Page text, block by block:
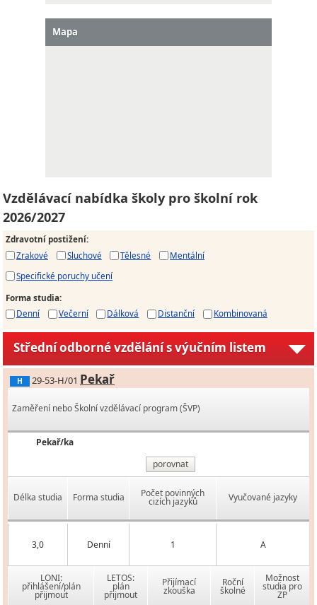
Mapa
Vzdělávací nabídka školy pro školní rok
2026/2027
Zdravotní postižení:
Zrakové
Sluchové Tělesné
Mentální
Specifické poruchy učení
Forma studia:
Denní
Večerní Dálková Distanční Kombinovaná
Střední odborné vzdělání s výučním listem
H 29-53-H/01 Pekař
Zaměření nebo Školní vzdělávací program (ŠVP)
Pekař/ka
porovnat
Délka studia Forma studia Počet povinných
cizích jazyků Vyučované jazyky
3,0 Denní 1 A
LONI:
přihlášení/plán
přijmout
LETOS:
plán
přijmout
Přijímací
zkouška
Roční
školné
Možnost
studia pro
ZP